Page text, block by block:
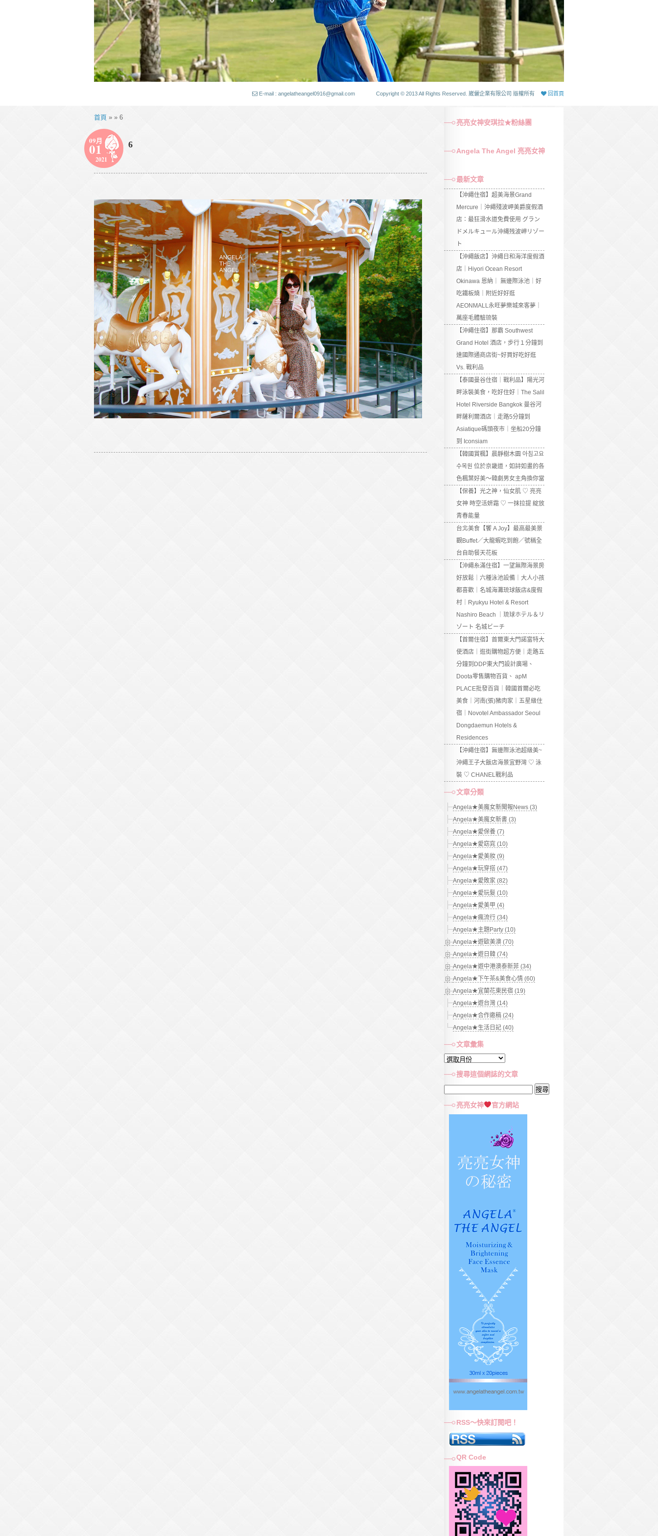
E-mail : angelatheangel0916@gmail.com Copyright © 2013 All Rights Reserved. 崴儷企業有限公司 版權所有 回首頁
首頁 » » 6
09月
01
2021
6
亮亮女神安琪拉★粉絲團
Angela The Angel 亮亮女神
最新文章
【沖繩住宿】超美海景Grand
Mercure｜沖繩殘波岬美爵度假酒
店：最狂滑水道免費使用 グラン
ドメルキュール沖縄残波岬リゾー
ト
【沖繩飯店】沖繩日和海洋度假酒
店｜Hiyori Ocean Resort
Okinawa 恩納｜ 無邊際泳池｜好
吃鐵板燒｜附近好好逛
AEONMALL永旺夢樂城來客夢｜
萬座毛體驗琉裝
【沖繩住宿】那霸 Southwest
Grand Hotel 酒店，步行１分鐘到
達國際通商店街~好買好吃好逛
Vs. 戰利品
【泰國曼谷住宿｜戰利品】陽光河
畔泳裝美食，吃好住好｜The Salil
Hotel Riverside Bangkok 曼谷河
畔薩利爾酒店｜走路5分鐘到
Asiatique碼頭夜市｜坐船20分鐘
到 Iconsiam
【韓國賞楓】晨靜樹木園 아침고요
수목원 位於京畿道，如詩如畫的各
色楓葉好美～韓劇男女主角換你當
【保養】光之神，仙女肌 ♡ 亮亮
女神 時空活妍霜 ♡ 一抹拉提 綻放
青春能量
台北美食【饗 A Joy】最高最美景
觀Buffet／大龍蝦吃到飽／號稱全
台自助餐天花板
【沖繩糸滿住宿】一望無際海景房
好放鬆｜六種泳池設備｜大人小孩
都喜歡｜名城海灘琉球飯店&度假
村｜Ryukyu Hotel & Resort
Nashiro Beach ｜琉球ホテル＆リ
ゾート 名城ビーチ
【首爾住宿】首爾東大門諾富特大
使酒店｜逛街購物超方便｜走路五
分鐘到DDP東大門設計廣場、
Doota零售購物百貨、 apM
PLACE批發百貨｜韓國首爾必吃
美食｜河南(張)豬肉家｜五星級住
宿｜Novotel Ambassador Seoul
Dongdaemun Hotels &
Residences
【沖繩住宿】無邊際泳池超級美~
沖繩王子大飯店海景宜野灣 ♡ 泳
裝 ♡ CHANEL戰利品
文章分類
Angela★美魔女新聞報News (3)
Angela★美魔女新書 (3)
Angela★愛保養 (7)
Angela★愛窈窕 (10)
Angela★愛美妝 (9)
Angela★玩穿搭 (47)
Angela★愛敗家 (82)
Angela★愛玩髮 (10)
Angela★愛美甲 (4)
Angela★瘋流行 (34)
Angela★主題Party (10)
Angela★遊歐美澳 (70)
Angela★遊日韓 (74)
Angela★遊中港澳泰新菲 (34)
Angela★下午茶&美食心情 (60)
Angela★宜蘭花東民宿 (19)
Angela★遊台灣 (14)
Angela★合作邀稿 (24)
Angela★生活日記 (40)
文章彙集
文
彙
集
搜尋這個網誌的文章
關
亮亮女神 官方網站
RSS～快來訂閱吧！
QR Code